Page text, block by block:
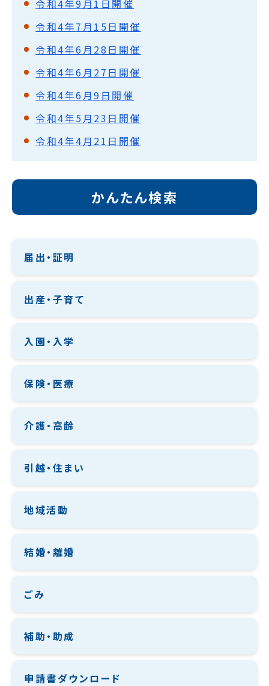
令和4年9月1日開催
令和4年7月15日開催
令和4年6月28日開催
令和4年6月27日開催
令和4年6月9日開催
令和4年5月23日開催
令和4年4月21日開催
かんたん検索
届出・証明
出産・子育て
入園・入学
保険・医療
介護・高齢
引越・住まい
地域活動
結婚・離婚
ごみ
補助・助成
申請書ダウンロード